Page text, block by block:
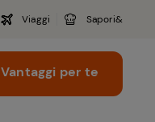
Viaggi Sapori&
Vantaggi per te